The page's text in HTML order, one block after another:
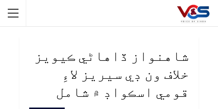
شاهنواز ڏاهاڻي ڪيويز
خلاف ون ڊي سيريز لاءِ
قومي اسڪواڊ ۾ شامل